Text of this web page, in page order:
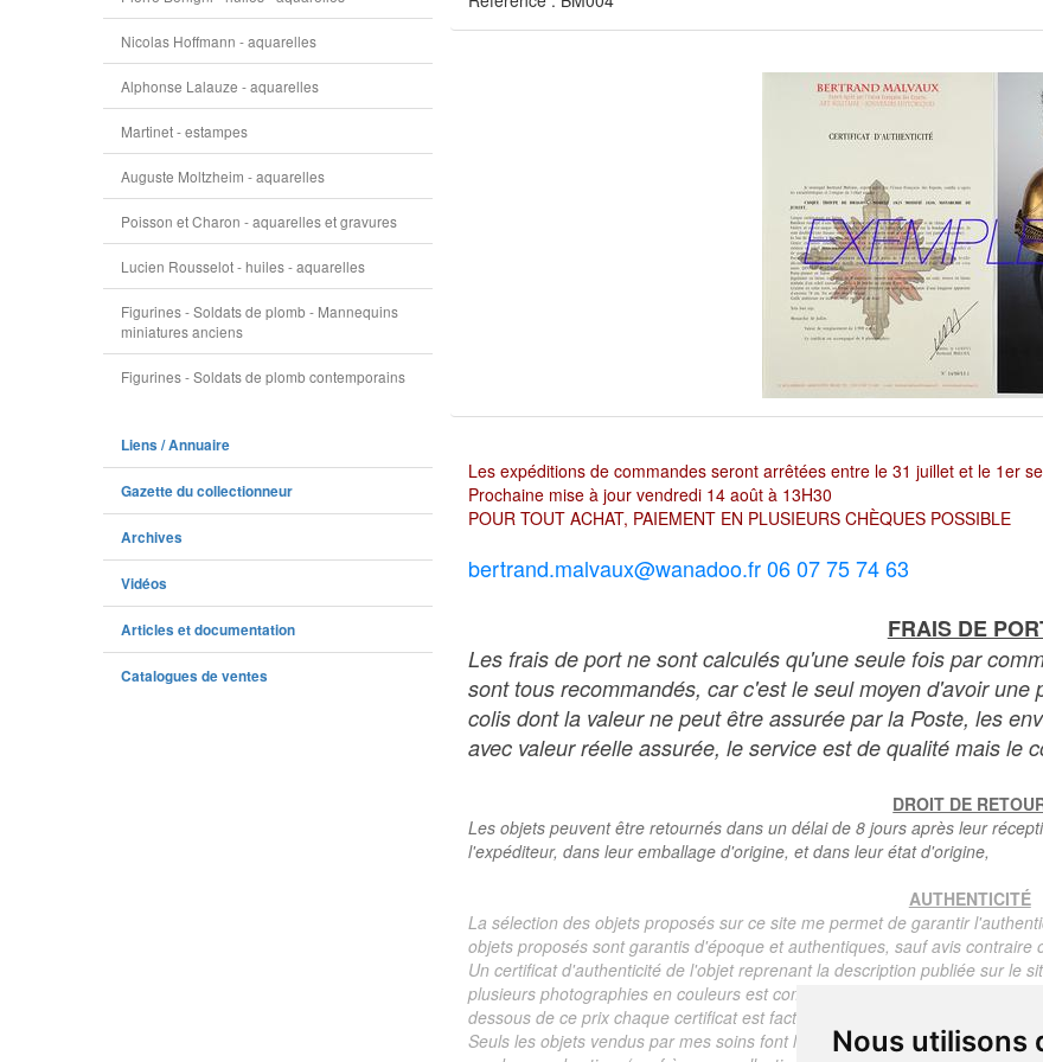
Nous utilisons
Nicolas Hoffmann - aquarelles
Alphonse Lalauze - aquarelles
Martinet - estampes
Auguste Moltzheim - aquarelles
Poisson et Charon - aquarelles et gravures
Lucien Rousselot - huiles - aquarelles
Figurines - Soldats de plomb - Mannequins
miniatures anciens
Figurines - Soldats de plomb contemporains
Liens / Annuaire
Gazette du collectionneur
Archives
Vidéos
Articles et documentation
Catalogues de ventes
Les expéditions de commandes seront arrêtées entre le 31 juillet et le 1er
Prochaine mise à jour vendredi 14 août à 13H30
POUR TOUT ACHAT, PAIEMENT EN PLUSIEURS CHÈQUES POSSIBLE
bertrand.malvaux@wanadoo.fr 06 07 75 74 63
FRAIS DE
Les frais de port ne sont calculés qu'une seule fois par
sont tous recommandés, car c'est le seul moyen d'avoir
colis dont la valeur ne peut être assurée par la Poste, les
avec valeur réelle assurée, le service est de qualité mais le
DROIT DE
Les objets peuvent être retournés dans un délai de 8 jours après leur
l'expéditeur, dans leur emballage d'origine, et dans leur état d'origine,
AUTHENTICITÉ
La sélection des objets proposés sur ce site me permet de garantir
objets proposés sont garantis d'époque et authentiques, sauf avis contraire
Un certificat d'authenticité de l'objet reprenant la description publiée sur le
plusieurs photographies en couleurs est communiqué automatiquement
dessous de ce prix chaque certificat est facturé 5 euros.
Seuls les objets vendus par mes soins font l'objet d'un certificat